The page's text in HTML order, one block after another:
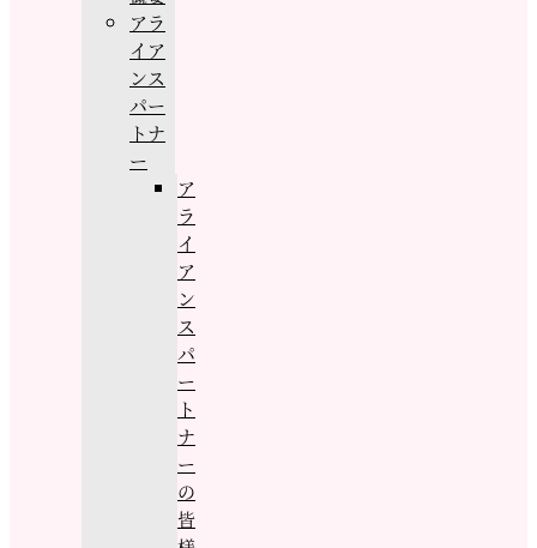
アラ
イア
ンス
パー
トナ
ー
ア
ラ
イ
ア
ン
ス
パ
ー
ト
ナ
ー
の
皆